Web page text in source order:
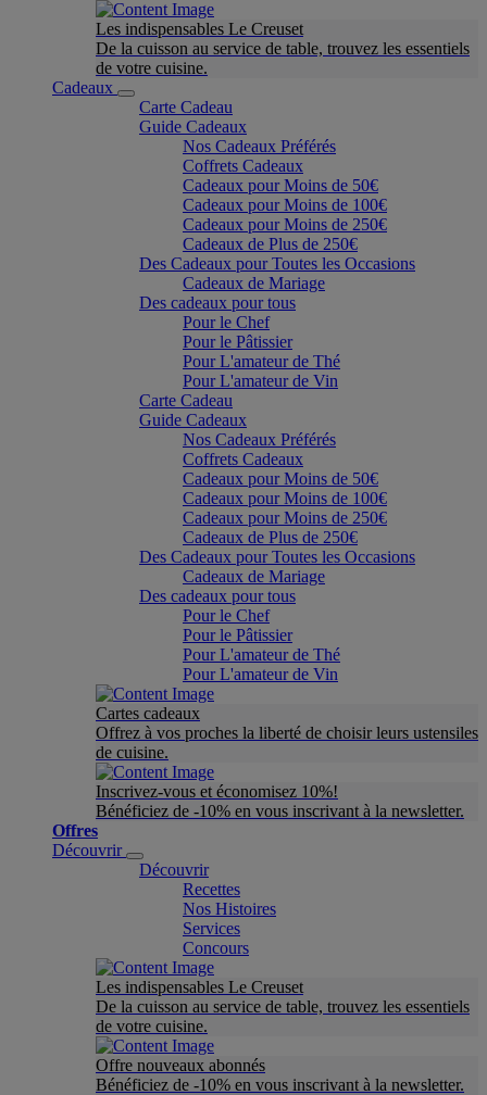
Les indispensables Le Creuset
De la cuisson au service de table, trouvez les essentiels
de votre cuisine.
Cadeaux
Carte Cadeau
Guide Cadeaux
Nos Cadeaux Préférés
Coffrets Cadeaux
Cadeaux pour Moins de 50€
Cadeaux pour Moins de 100€
Cadeaux pour Moins de 250€
Cadeaux de Plus de 250€
Des Cadeaux pour Toutes les Occasions
Cadeaux de Mariage
Des cadeaux pour tous
Pour le Chef
Pour le Pâtissier
Pour L'amateur de Thé
Pour L'amateur de Vin
Carte Cadeau
Guide Cadeaux
Nos Cadeaux Préférés
Coffrets Cadeaux
Cadeaux pour Moins de 50€
Cadeaux pour Moins de 100€
Cadeaux pour Moins de 250€
Cadeaux de Plus de 250€
Des Cadeaux pour Toutes les Occasions
Cadeaux de Mariage
Des cadeaux pour tous
Pour le Chef
Pour le Pâtissier
Pour L'amateur de Thé
Pour L'amateur de Vin
Cartes cadeaux
Offrez à vos proches la liberté de choisir leurs ustensiles
de cuisine.
Inscrivez-vous et économisez 10%!
Bénéficiez de -10% en vous inscrivant à la newsletter.
Offres
Découvrir
Découvrir
Recettes
Nos Histoires
Services
Concours
Les indispensables Le Creuset
De la cuisson au service de table, trouvez les essentiels
de votre cuisine.
Offre nouveaux abonnés
Bénéficiez de -10% en vous inscrivant à la newsletter.